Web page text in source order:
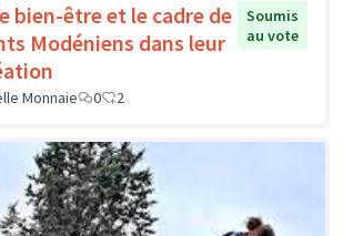
bien-être et le cadre de
Modéniens dans leur
Soumis
au vote
Monnaie 0 2